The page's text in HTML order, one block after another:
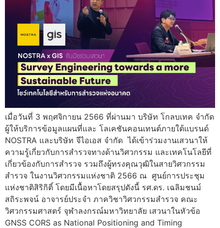
เมื่อวันที่ 3 พฤศจิกายน 2566 ที่ผ่านมา บริษัท โกลบเทค จำกัด
ผู้ให้บริการข้อมูลแผนที่และ โลเคชันคอนเทนต์ภายใต้แบรนด์
NOSTRA และบริษัท จีไอเอส จำกัด ได้เข้าร่วมงานเสวนาให้
ความรู้เกี่ยวกับการสำรวจทางด้านวิศวกรรม และเทคโนโลยีที่
เกี่ยวข้องกับการสำรวจ รวมถึงผู้ทรงคุณวุฒิในสายวิศวกรรม
สำรวจ ในงานวิศวกรรมแห่งชาติ 2566 ณ ศูนย์การประชุม
แห่งชาติสิริกิติ์ โดยมีเนื้อหาโดยสรุปดังนี้ รศ.ดร. เฉลิมชนม์
สถิระพจน์ อาจารย์ประจำ ภาควิชาวิศวกรรมสำรวจ คณะ
วิศวกรรมศาสตร์ จุฬาลงกรณ์มหาวิทยาลัย เสวนาในหัวข้อ
GNSS CORS as National Positioning and Timing